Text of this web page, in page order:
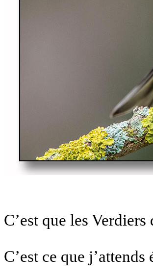
C’est que les
C’est ce que